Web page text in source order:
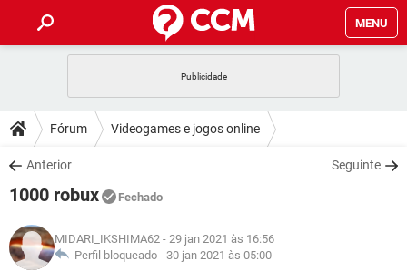
MENU
CELULAR FACEBOOK
OUTLOOK
INSTAGRAM
GUIA DE COMPRAS
DICAS
JOGOS WHATSAPP
INSTAGRAM GMAIL
GUIA DE COMPRAS
DOWNLOADS
JOGOS
CELULAR
OUTLOOK EXCEL
JOGOS WHATSAPP
CELULAR
GLOSSÁRIO
Fórum Videogames e jogos online
Anterior Seguinte
1000 robux Fechado
MIDARI_IKSHIMA62 - 29 jan 2021 às 16:56
Perfil bloqueado - 30 jan 2021 às 05:00